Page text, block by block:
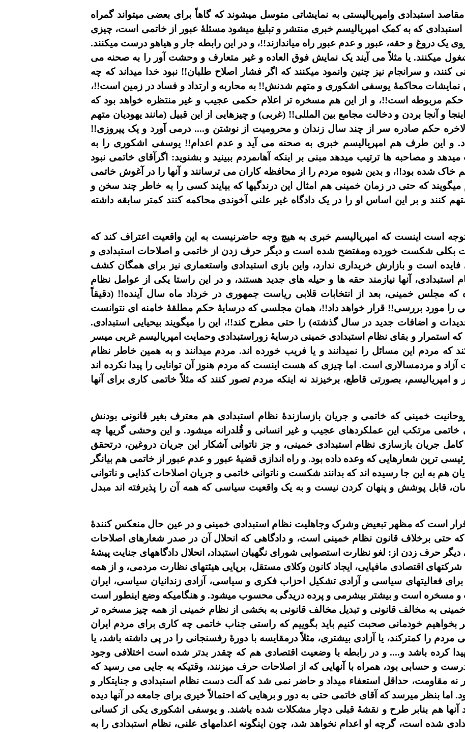
استبدادى وامپرياليستى به نمايشاتى متوسل ميشوند که گاهاً براى بعضى ميتواند گمراه
استبدادى که به کمک امپرياليسم خبرى منتشر و تبليغ ميشود مسئلۀ عبور از خاتمى است، چيزى
يک دروغ و حقه، عبور و عدم عبور راه مياندازند!!، و در اين رابطه جار و هياهو درست ميکنند.
ميکنند. يا مثلاً می آيند يک نمايش فوق العاده و غير متعارف و وحشت آور را به صحنه می
کنند، و سرانجام نيز چنين وانمود ميکنند که اگر فشار اصلاح طلبان!! نبود خدا ميداند که چه
نمايشات محاکمۀ يوسفى اشکورى و متهم شدنش!! به محاربه و ارتداد و فساد در زمين است!!،
حکم مربوطه است!!، و از اين هم مسخره تر اعلام حکمى عجيب و غير منتظره خواهد بود که
و آنجا بردن و دخالت مجامع بين المللى!! (غربى) و چيزهايى از اين قبيل (مانند يهوديان متهم
حکم صادره سر از چند سال زندان و محروميت از نوشتن و.... درمی آورد و يک پيروزى!!
و اين طرف هم امپرياليسم خبرى به صحنه می آيد و عدم اعدام!! يوسفى اشکورى را به
و مصاحبه ها ترتيب ميدهد مبنى بر اينکه آهاىمردم ببينيد و بشنويد: اگرآقاى خاتمى نبود
شده بود!!، و بدين شيوه مردم را از محافظه کاران مى ترسانند و آنها را در آغوش خاتمى
ميگويند که حتى در زمان خمينى هم امثال اين درندگيها که بيايند کسى را به خاطر چند سخن و
کنند و بر اين اساس او را در يک دادگاه غير علنى آخوندى محاکمه کنند کمتر سابقه داشته
است اينست که امپرياليسم خبرى به هيچ وجه حاضرنيست به اين واقعيت اعتراف کند که
بکلى شکست خورده ومفتضح شده است و ديگر حرف زدن از خاتمى و اصلاحات استبدادى و
فايده است و بازارش خريدارى ندارد، واين بازى استبدادى واستعمارى نيز براى همگان کشف
آنها نيازمند حقه ها و حيله هاى جديد هستند، و در اين راستا يکى از عوامل نظام
که مجلس خمينى، بعد از انتخابات قلابى رياست جمهورى در خرداد ماه سال آينده!! (دقيقاً
را مورد بررسى!! قرار خواهد داد!!، همان مجلسى که درسايۀ حکم مطلقۀ خامنه اى نتوانست
و اضافات جديد در سال گذشته) را حتى مطرح کند!!، اين را ميگويند بيحيايى استبدادى.
که استمرار و بقاى نظام استبدادى خمينى درسايۀ زوراستبدادى وحمايت امپرياليسم غربى ميسر
مردم اين مسائل را نميدانند و يا فريب خورده اند. مردم ميدانند و به همين خاطر نظام
آزاد و مردمسالارى است. اما چيزى که هست اينست که مردم هنوز آن توانايى را پيدا نکرده اند
و امپرياليسم، بصورتى قاطع، برخيزند نه اينکه مردم تصور کنند که مثلاً خاتمى کارى براى آنها
خمينى که خاتمى و جريان بازسازندۀ نظام استبدادى هم معترف بغير قانونى بودنش
مرتکب اين عملکردهاى عجيب و غير انسانى و قُلدرانه ميشود. و اين وحشی گريها چه
جريان بازسازى نظام استبدادى خمينى، و جز ناتوانى آشکار اين جريان دروغين، درتحقق
ترين شعارهايى که وعده داده بود. و راه اندازى قضيۀ عبور و عدم عبور از خاتمى هم بيانگر
هم به اين جا رسيده اند که بدانند شکست و ناتوانى خاتمى و جريان اصلاحات کذايى و ناتوانى
قابل پوشش و پنهان کردن نيست و به يک واقعيت سياسى که همه آن را پذيرفته اند مبدل
است که مظهر تبعيض وشرک وجاهليت نظام استبدادى خمينى و در عين حال منعکس کنندۀ
حتى برخلاف قانون نظام خمينى است، و دادگاهى که انحلال آن در صدر شعارهاى اصلاحات
حرف زدن از: لغو نظارت استصوابى شوراى نگهبان استبداد، انحلال دادگاههاى جنايت پيشۀ
اقتصادى مافيايى، ايجاد کانون وکلاى مستقل، برپايى هيئتهاى نظارت مردمى، و از همه
فعاليتهاى سياسى و آزادى تشکيل احزاب فکرى و سياسى، آزادى زندانيان سياسى، ايران
و مسخره است و بيشتر بيشرمى و پرده دريدگى محسوب ميشود. و هنگاميکه وضع اينطور
است
به مخالف قانونى و تبديل مخالف قانونى به بخشى از نظام خمينى از همه چيز مسخره تر
بخواهيم خودمانى صحبت کنيم بايد بگوييم که راستى جناب خاتمى چه کارى براى مردم ايران
مردم را کمترکند، يا آزادى بيشترى، مثلاً درمقايسه با دورۀ رفسنجانى را در پى داشته باشد، يا
کرده باشد و.... و در رابطه با وضعيت اقتصادى هم که چقدر بدتر شده است اختلافى وجود
و حسابى بود، همراه با آنهايى که از اصلاحات حرف ميزنند، وقتيکه به جايى مى رسيد که
نه مقاومت، حداقل استعفاء ميداد و حاضر نمى شد که آلت دست نظام استبدادى و جنايتکار و
اما بنظر ميرسد که آقاى خاتمى حتى به دور و برهايى که احتمالاً خيرى براى جامعه در آنها ديده
آنها هم بنابر طرح و نقشۀ قبلى دچار مشکلات شده باشند. و يوسفى اشکورى يکى از کسانى
شده است، گرچه او اعدام نخواهد شد، چون اينگونه اعدامهاى علنى، نظام استبدادى را به